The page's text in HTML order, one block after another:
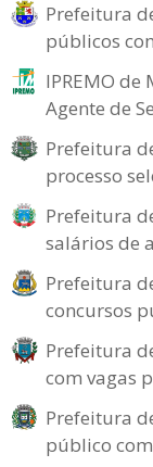
Prefeitura
públicos
IPREMO de
Agente de
Prefeitura
processo
Prefeitura
salários de
Prefeitura
concursos
Prefeitura
com vagas
Prefeitura
público